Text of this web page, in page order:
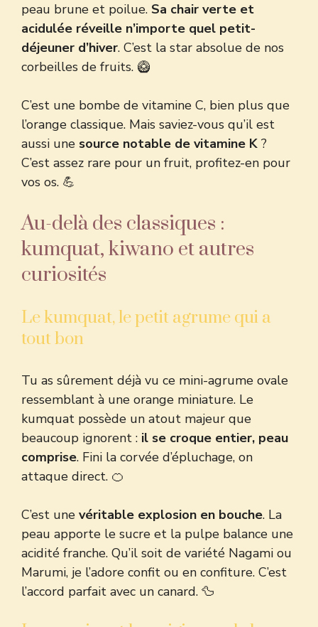
peau brune et poilue. Sa chair verte et
acidulée réveille n’importe quel petit-
déjeuner d’hiver. C’est la star absolue de nos
corbeilles de fruits. 🥝
C’est une bombe de vitamine C, bien plus que
l’orange classique. Mais saviez-vous qu’il est
aussi une source notable de vitamine K ?
C’est assez rare pour un fruit, profitez-en pour
vos os. 💪
Au-delà des classiques :
kumquat, kiwano et autres
curiosités
Le kumquat, le petit agrume qui a
tout bon
Tu as sûrement déjà vu ce mini-agrume ovale
ressemblant à une orange miniature. Le
kumquat possède un atout majeur que
beaucoup ignorent : il se croque entier, peau
comprise. Fini la corvée d’épluchage, on
attaque direct. 🍊
C’est une véritable explosion en bouche. La
peau apporte le sucre et la pulpe balance une
acidité franche. Qu’il soit de variété Nagami ou
Marumi, je l’adore confit ou en confiture. C’est
l’accord parfait avec un canard. 🦆